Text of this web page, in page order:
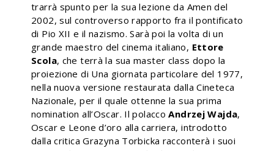
trarrà spunto per la sua lezione da Amen del
2002, sul controverso rapporto fra il pontificato
di Pio XII e il nazismo. Sarà poi la volta di un
grande maestro del cinema italiano, Ettore
Scola, che terrà la sua master class dopo la
proiezione di Una giornata particolare del 1977,
nella nuova versione restaurata dalla Cineteca
Nazionale, per il quale ottenne la sua prima
nomination all’Oscar. Il polaccoAndrzej Wajda,
Oscar e Leone d’oro alla carriera, introdotto
dalla critica Grazyna Torbicka racconterà i suoi